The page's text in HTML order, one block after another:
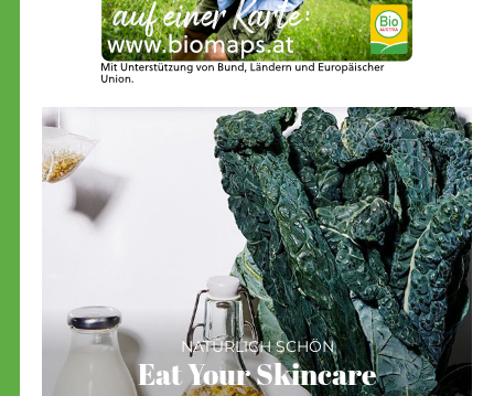
NATÜRLICH SCHÖN
Eat Your Skincare